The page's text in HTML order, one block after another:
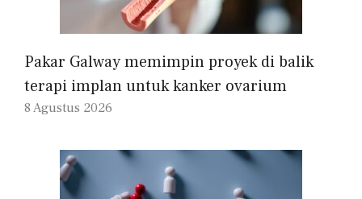
Pakar Galway memimpin proyek di balik
terapi implan untuk kanker ovarium
8 Agustus 2026